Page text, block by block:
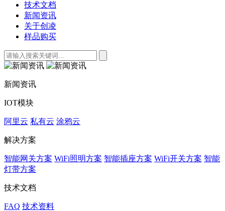
技术文档
新闻资讯
关于创凌
样品购买
新闻资讯
IOT模块
阿里云 私有云 涂鸦云
解决方案
智能网关方案 WiFi照明方案 智能插座方案 WiFi开关方案 智能
灯带方案
技术文档
FAQ 技术资料